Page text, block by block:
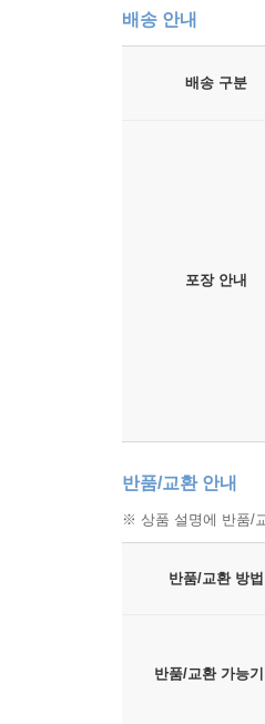
배송 안내
배송 구분
포장 안내
반품/교환 안내
※ 상품 설명에 반품/
반품/교환 방법
반품/교환 가능